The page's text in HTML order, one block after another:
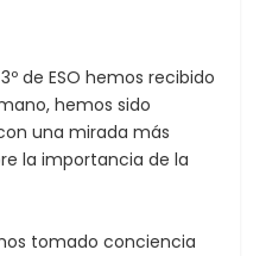
de ESO hemos recibido
hemos sido
una mirada más
la importancia de la
tomado conciencia